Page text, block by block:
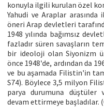
konuyla ilgili kurulan özel
Yahudi ve Araplar
öneri Arap devletleri
1948 yılında bağımsız
fazladır süren savaşların
bir ideoloji olan Siyonizm
önce 1948'de, ardından da
ve bu aşamada Filistin'in
S74). Böylece 3,5 milyon
parya durumuna düştüler
devam ettirmeye başladılar.